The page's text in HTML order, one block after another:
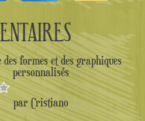
formes et des graphiques
personnalisés
par Cristiano